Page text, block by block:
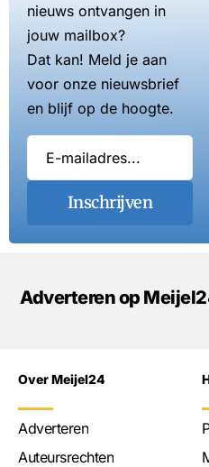
nieuws ontvangen in
jouw mailbox?
Dat kan! Meld je aan
voor onze nieuwsbrief
en blijf op de hoogte.
Inschrijven
Adverteren op
Over Meijel24
Adverteren
Auteursrechten